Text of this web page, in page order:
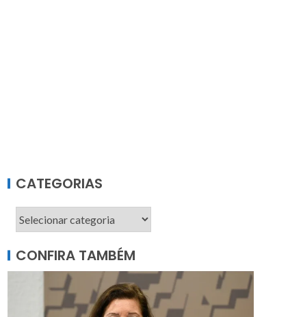
CATEGORIAS
CONFIRA TAMBÉM